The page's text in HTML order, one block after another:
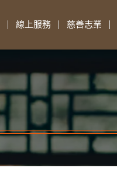
線上服務 慈善志業